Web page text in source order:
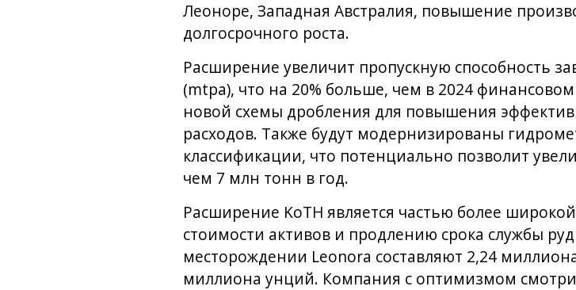
Леоноре, Западная Австралия, повышение
долгосрочного роста.
Расширение увеличит пропускную способность
(mtpa), что на 20% больше, чем в 2024 финансовом
новой схемы дробления для повышения
расходов. Также будут модернизированы
классификации, что потенциально позволит
чем 7 млн тонн в год.
Расширение KoTH является частью более
стоимости активов и продлению срока службы
месторождении Leonora составляют 2,24
миллиона унций. Компания с оптимизмом